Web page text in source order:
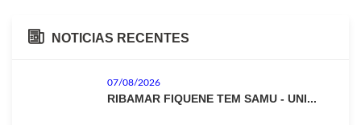
NOTICIAS RECENTES
07/08/2026
RIBAMAR FIQUENE TEM SAMU - UNI...